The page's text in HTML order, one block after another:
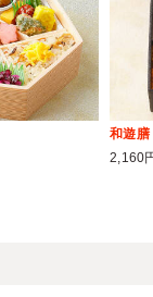
和遊膳
2,160